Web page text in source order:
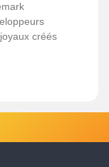
créés